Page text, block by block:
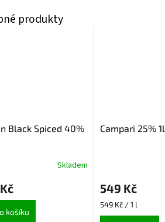
Black Spiced 40%
Skladem
košíku
Campari 25% 1l
549 Kč
Měrná
cena:
549 Kč / 1 l